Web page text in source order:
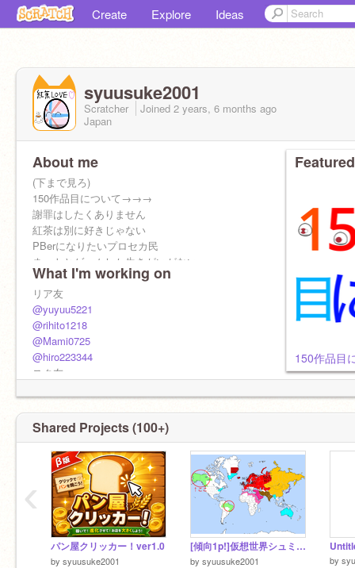
Create Explore Ideas
syuusuke2001
Scratcher Joined 2 years, 6 months ago
Japan
About me
(下まで見ろ)
150作品目について→→→
謝罪はしたくありません
紅茶は別に好きじゃない
PBerになりたいプロセカ民
ネットとゲームしか生きがいがない
誕生日は2/24です祝ってください
フォローしろください(強制)
好きな言葉は酢昆布と墾田永年私財法
最近瑞希沼
にぶせきつい？っていう病気らしい...
What I'm working on
リア友
@yuyuu5221
@rihito1218
@Mami0725
@hiro223344
スク友
@noosan030
@metuboujinraipc
@dushdogJP
@Mihikimi
@NGRMESI
@jsefhiso_kjbgifsi
@study-chicken
150作品目
Shared Projects (100+)
パン屋クリッカー！ver1.0
by syuusuke2001
[傾向1p!]仮想世界シュミレーター sorenn次元 remix
by syuusuke2001 by
‹